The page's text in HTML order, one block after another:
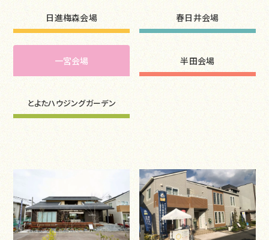
日進梅森会場 春日井会場
一宮会場 半田会場
とよたハウジングガーデン